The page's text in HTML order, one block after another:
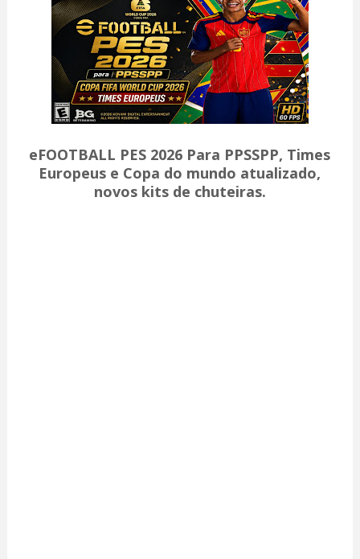
eFOOTBALL PES 2026 Para PPSSPP, Times
Europeus e Copa do mundo atualizado,
novos kits de chuteiras.